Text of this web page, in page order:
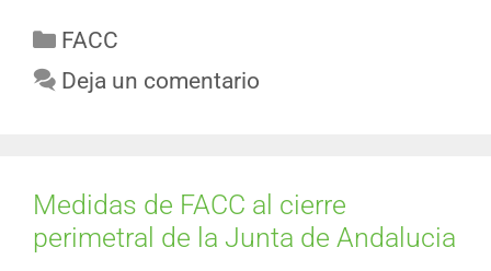
FACC
Deja un comentario
Medidas de FACC al cierre
perimetral de la Junta de Andalucia